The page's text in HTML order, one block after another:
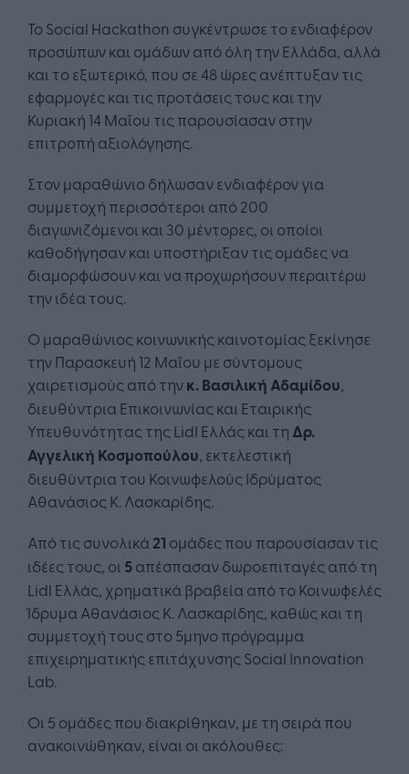
To Social Hackathon συγκέντρωσε το ενδιαφέρον
προσώπων και ομάδων από όλη την Ελλάδα, αλλά
και το εξωτερικό, που σε 48 ώρες ανέπτυξαν τις
εφαρμογές και τις προτάσεις τους και την
Κυριακή 14 Μαΐου τις παρουσίασαν στην
επιτροπή αξιολόγησης.
Στον μαραθώνιο δήλωσαν ενδιαφέρον για
συμμετοχή περισσότεροι από 200
διαγωνιζόμενοι και 30 μέντορες, οι οποίοι
καθοδήγησαν και υποστήριξαν τις ομάδες να
διαμορφώσουν και να προχωρήσουν περαιτέρω
την ιδέα τους.
Ο μαραθώνιος κοινωνικής καινοτομίας ξεκίνησε
την Παρασκευή 12 Μαΐου με σύντομους
χαιρετισμούς από τηνκ. Βασιλική Αδαμίδου,
διευθύντρια Επικοινωνίας και Εταιρικής
Υπευθυνότητας της Lidl Ελλάς και τη Δρ.
Αγγελική Κοσμοπούλου, εκτελεστική
διευθύντρια του Κοινωφελούς Ιδρύματος
Αθανάσιος Κ. Λασκαρίδης.
Από τις συνολικά 21 ομάδες που παρουσίασαν τις
ιδέες τους, οι 5απέσπασαν δωροεπιταγές από τη
Lidl Ελλάς, χρηματικά βραβεία από το Κοινωφελές
Ίδρυμα Αθανάσιος Κ. Λασκαρίδης, καθώς και τη
συμμετοχή τους στο 5μηνο πρόγραμμα
επιχειρηματικής επιτάχυνσης Social Innovation
Lab.
Οι 5 ομάδες που διακρίθηκαν, με τη σειρά που
ανακοινώθηκαν, είναι οι ακόλουθες: